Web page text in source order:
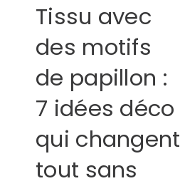
Tissu avec
des motifs
de papillon :
7 idées déco
qui changent
tout sans